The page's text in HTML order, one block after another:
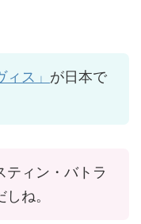
ィス」 が日本で
ティン・バトラ
ね。